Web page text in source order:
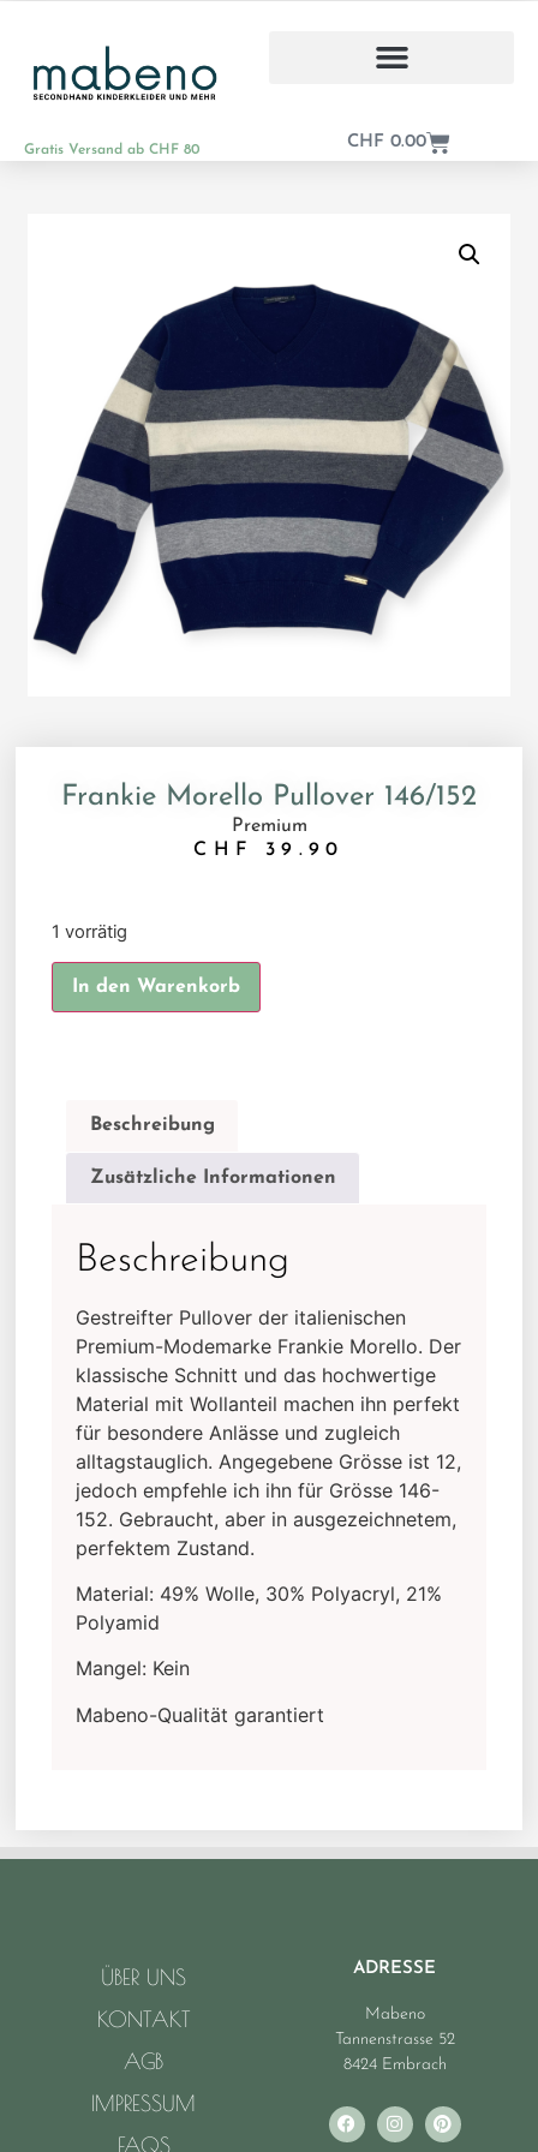
Gratis Versand ab CHF 80 CHF 0.00
Frankie Morello Pullover 146/152
Premium
CHF
39.90
1 vorrätig
In den Warenkorb
Beschreibung
Zusätzliche Informationen
Beschreibung
Gestreifter Pullover der italienischen
Premium-Modemarke Frankie Morello. Der
klassische Schnitt und das hochwertige
Material mit Wollanteil machen ihn perfekt
für besondere Anlässe und zugleich
alltagstauglich. Angegebene Grösse ist 12,
jedoch empfehle ich ihn für Grösse 146-
152. Gebraucht, aber in ausgezeichnetem,
perfektem Zustand.
Material: 49% Wolle, 30% Polyacryl, 21%
Polyamid
Mangel: Kein
Mabeno-Qualität garantiert
ÜBER UNS
KONTAKT
AGB
IMPRESSUM
FAQS
ADRESSE
Mabeno
Tannenstrasse 52
8424 Embrach